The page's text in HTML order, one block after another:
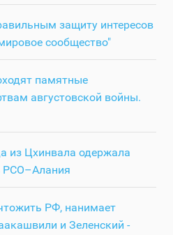
защиту интересов
сообщество"
памятные
августовской войны.
из Цхинвала одержала
РСО–Алания
РФ, нанимает
и Зеленский -